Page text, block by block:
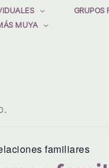
GRUPOS
MUYA
familiares